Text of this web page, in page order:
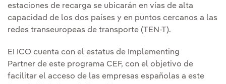
estaciones de recarga se ubicarán en vías de alta
capacidad de los dos países y en puntos cercanos a las
redes transeuropeas de transporte (TEN-T).
EI ICO cuenta con el estatus de Implementing
Partner de este programa CEF, con el objetivo de
facilitar el acceso de las empresas españolas a este